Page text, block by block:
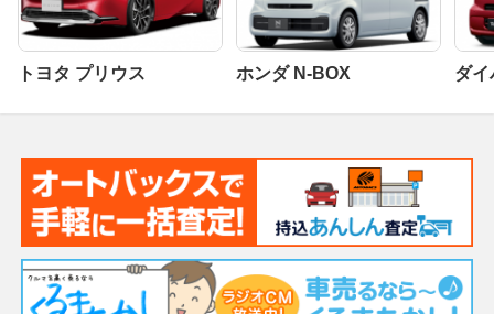
トヨタ プリウス ホンダ N-BOX ダイ